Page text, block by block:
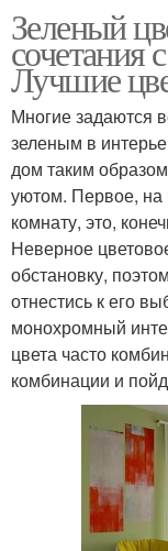
Зеленый
сочетания
Лучшие
Многие задаются
зеленым в
дом таким
уютом. Первое,
комнату, это,
Неверное
обстановку,
отнестись к его
монохромный
цвета часто
комбинации и